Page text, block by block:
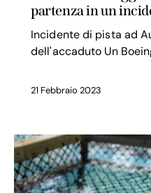
partenza in un
Incidente di pista ad
dell'accaduto Un
21 Febbraio 2023